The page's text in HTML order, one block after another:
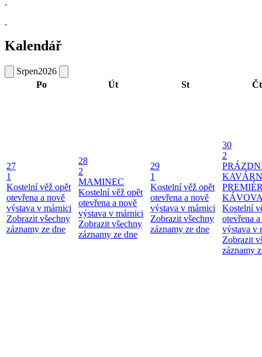
Kalendář
Srpen2026
Po
Út St Čt
27
1
Kostelní věž opět
otevřena a nově
výstava v márnici
Zobrazit všechny
záznamy ze dne
28
2
MAMINEC
Kostelní věž opět
otevřena a nově
výstava v márnici
Zobrazit všechny
záznamy ze dne
29
1
Kostelní věž opět
otevřena a nově
výstava v márnici
Zobrazit všechny
záznamy ze dne
30
2
Kostelní
otevřena
výstava v
Zobrazit
záznamy